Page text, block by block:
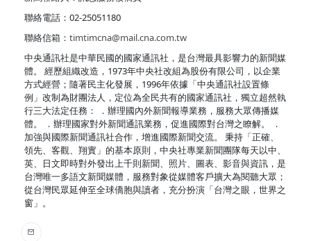
聯絡電話：02-25051180
聯絡信箱： timtimcna@mail.cna.com.tw
中央通訊社是中華民國的國家通訊社，是台灣最具影響力的新聞媒
體。 經歷組織改造，1973年中央社改組為股份有限公司，以企業
方式經營；隨著民主化發展，1996年依據「中央通訊社設置條
例」改制為財團法人，定位為全民共有的國家通訊社，獨立超然執
行三大法定任務： ．辦理國內外新聞報導業務，服務大眾傳播媒
體。 ．辦理國家對外新聞通訊業務，促進國際對台灣之瞭解。 ．
加強與國際新聞通訊社合作，增進國際新聞交流。 秉持「正確、
領先、客觀、翔實」的基本原則，中央社專業新聞團隊每天以中、
英、日文即時對外發出上千則新聞、照片、圖表、影音與資訊，是
台灣唯一多語文新聞媒體，服務對象從媒體客戶擴大為閱聽大眾；
從台灣民眾延伸至全球僑胞與讀者，充分扮演「台灣之眼，世界之
窗」。